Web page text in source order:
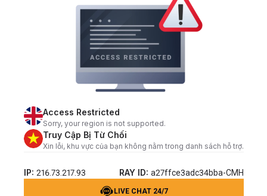
Access Restricted
Sorry, your region is not supported.
Truy Cập Bị Từ Chối
Xin lỗi, khu vực của bạn không nằm trong danh sách hỗ trợ.
IP: 216.73.217.93 RAY ID: a27ffce3adc34bba-CMH
LIVE CHAT 24/7